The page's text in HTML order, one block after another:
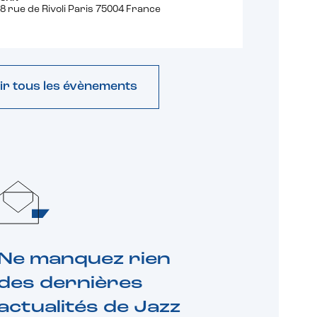
rue de Rivoli Paris 75004 France
tous les évènements
manquez rien
dernières
de Jazz